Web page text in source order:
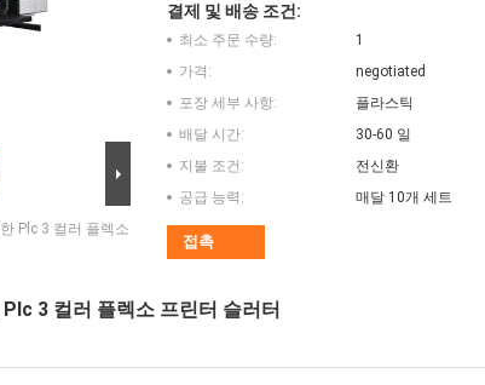
Plc 3 컬러 플렉소
결제 및 배송 조건:
최소 주문 수량:
1
가격:
negotiated
포장 세부 사항:
플라스틱
배달 시간:
30-60 일
지불 조건:
전신환
공급 능력:
매달 10개 세트
접촉
3 컬러 플렉소 프린터 슬러터